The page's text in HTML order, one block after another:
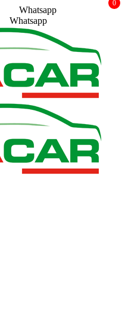
Whatsapp
Whatsapp
0